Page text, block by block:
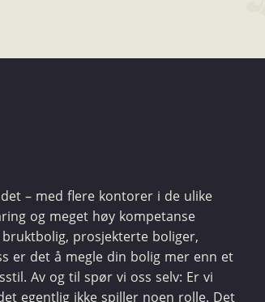
– med flere kontorer i de ulike
og meget høy kompetanse
prosjekterte boliger,
er det å megle din bolig mer enn et
Av og til spør vi oss selv: Er vi
egentlig ikke spiller noen rolle. Det